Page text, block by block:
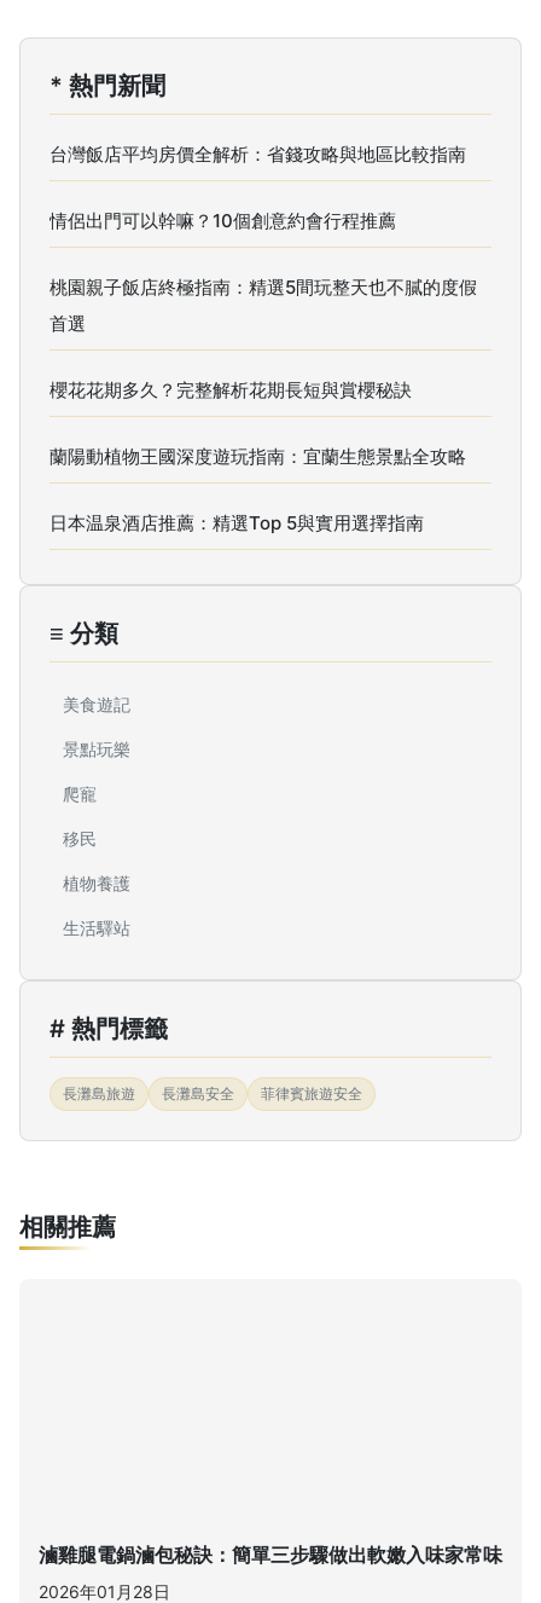
* 熱門新聞
台灣飯店平均房價全解析：省錢攻略與地區比較指南
情侶出門可以幹嘛？10個創意約會行程推薦
桃園親子飯店終極指南：精選5間玩整天也不膩的度假
首選
櫻花花期多久？完整解析花期長短與賞櫻秘訣
蘭陽動植物王國深度遊玩指南：宜蘭生態景點全攻略
日本温泉酒店推薦：精選Top 5與實用選擇指南
≡ 分類
美食遊記
景點玩樂
爬寵
移民
植物養護
生活驛站
# 熱門標籤
長灘島旅遊 長灘島安全 菲律賓旅遊安全
相關推薦
滷雞腿電鍋滷包秘訣：簡單三步驟做出軟嫩入味家常味
2026年01月28日